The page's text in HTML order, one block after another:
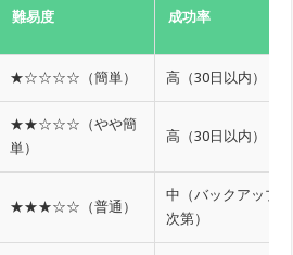
難易度 成功率
★☆☆☆☆（簡単） 高（30日以内）
★★☆☆☆（やや簡
単）
高（30日以内）
★★★☆☆（普通）
中（バックアップ
次第）